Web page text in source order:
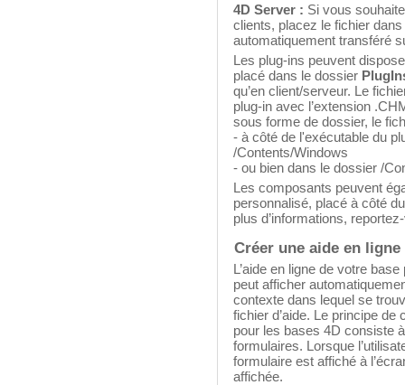
4D Server : Si vous
clients, placez le fichier
automatiquement transféré
Les plug-ins peuvent
placé dans le dossier
qu’en client/serveur. Le
plug-in avec l’extension
sous forme de dossier, le
- à côté de l'exécutable du
/Contents/Windows
- ou bien dans le dossier /
Les composants peuvent
personnalisé, placé à côté
plus d’informations,
Créer une aide en
L’aide en ligne de votre
peut afficher
contexte dans lequel se
fichier d’aide. Le principe de
pour les bases 4D consiste
formulaires. Lorsque
formulaire est affiché à
affichée.